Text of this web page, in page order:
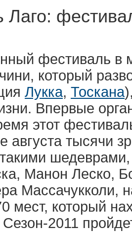
Лаго:
фестиваль
который
Лукка, Тоскана
Впервые
этот
августа тысячи
Манон Леско,
Массачукколи,
мест, который
2011